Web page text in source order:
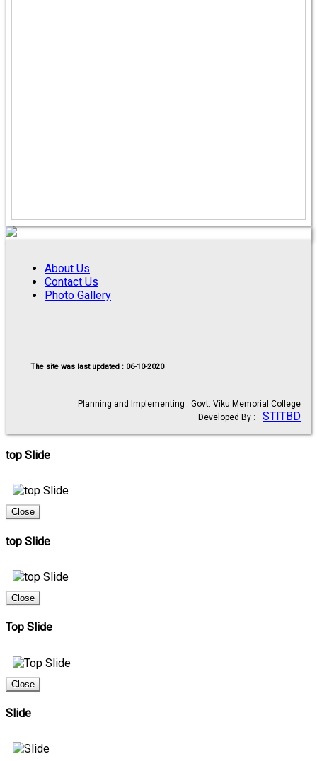
About Us
Contact Us
Photo Gallery
The site was last updated : 06-10-2020
Planning and Implementing : Govt. Viku Memorial College
Developed By :
STITBD
top Slide
Close
top Slide
Close
Top Slide
Close
Slide